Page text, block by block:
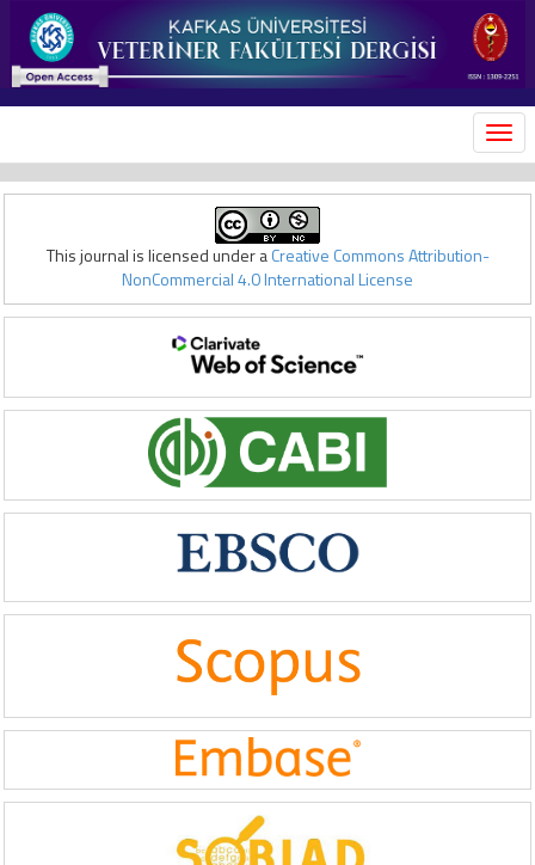
This journal is licensed under aCreative Commons Attribution-
NonCommercial 4.0 International License